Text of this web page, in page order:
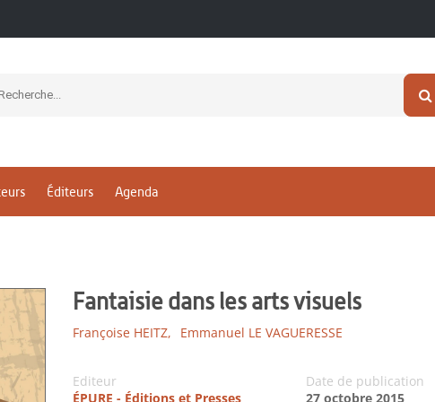
Éditeurs Agenda
Fantaisie dans les arts visuels
Françoise HEITZ, Emmanuel LE VAGUERESSE
Editeur
ÉPURE - Éditions et Presses
Date de publication
27 octobre 2015